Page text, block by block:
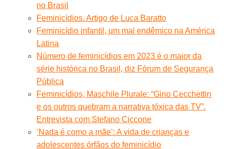
no Brasil
Feminicídios. Artigo de Luca Baratto
Feminicídio infantil, um mal endêmico na América
Latina
Número de feminicídios em 2023 é o maior da
série histórica no Brasil, diz Fórum de Segurança
Pública
Feminicídios, Maschile Plurale: “Gino Cecchettin
e os outros quebram a narrativa tóxica das TV”.
Entrevista com Stefano Ciccone
‘Nada é como a mãe’: A vida de crianças e
adolescentes órfãos do feminicídio